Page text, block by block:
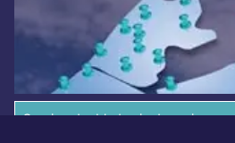
Overige dagbladen in de regio